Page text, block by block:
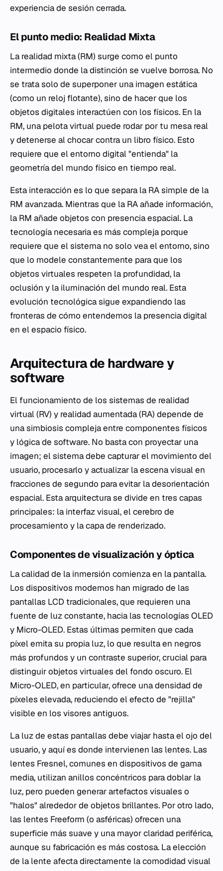
experiencia de sesión cerrada.
El punto medio: Realidad Mixta
La realidad mixta (RM) surge como el punto
intermedio donde la distinción se vuelve borrosa. No
se trata solo de superponer una imagen estática
(como un reloj flotante), sino de hacer que los
objetos digitales interactúen con los físicos. En la
RM, una pelota virtual puede rodar por tu mesa real
y detenerse al chocar contra un libro físico. Esto
requiere que el entorno digital "entienda" la
geometría del mundo físico en tiempo real.
Esta interacción es lo que separa la RA simple de la
RM avanzada. Mientras que la RA añade información,
la RM añade objetos con presencia espacial. La
tecnología necesaria es más compleja porque
requiere que el sistema no solo vea el entorno, sino
que lo modele constantemente para que los
objetos virtuales respeten la profundidad, la
oclusión y la iluminación del mundo real. Esta
evolución tecnológica sigue expandiendo las
fronteras de cómo entendemos la presencia digital
en el espacio físico.
Arquitectura de hardware y
software
El funcionamiento de los sistemas de realidad
virtual (RV) y realidad aumentada (RA) depende de
una simbiosis compleja entre componentes físicos
y lógica de software. No basta con proyectar una
imagen; el sistema debe capturar el movimiento del
usuario, procesarlo y actualizar la escena visual en
fracciones de segundo para evitar la desorientación
espacial. Esta arquitectura se divide en tres capas
principales: la interfaz visual, el cerebro de
procesamiento y la capa de renderizado.
Componentes de visualización y óptica
La calidad de la inmersión comienza en la pantalla.
Los dispositivos modernos han migrado de las
pantallas LCD tradicionales, que requieren una
fuente de luz constante, hacia las tecnologías OLED
y Micro-OLED. Estas últimas permiten que cada
píxel emita su propia luz, lo que resulta en negros
más profundos y un contraste superior, crucial para
distinguir objetos virtuales del fondo oscuro. El
Micro-OLED, en particular, ofrece una densidad de
píxeles elevada, reduciendo el efecto de "rejilla"
visible en los visores antiguos.
La luz de estas pantallas debe viajar hasta el ojo del
usuario, y aquí es donde intervienen las lentes. Las
lentes Fresnel, comunes en dispositivos de gama
media, utilizan anillos concéntricos para doblar la
luz, pero pueden generar artefactos visuales o
"halos" alrededor de objetos brillantes. Por otro lado,
las lentes Freeform (o asféricas) ofrecen una
superficie más suave y una mayor claridad periférica,
aunque su fabricación es más costosa. La elección
de la lente afecta directamente la comodidad visual